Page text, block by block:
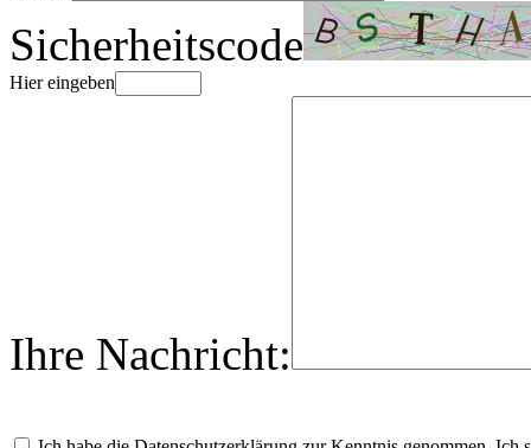
Sicherheitscode
Hier eingeben
Ihre Nachricht: